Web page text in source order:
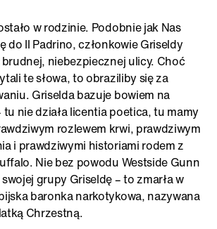
w rodzinie. Podobnie jak Nas
do Il Padrino, członkowie Griseldy
niebezpiecznej ulicy. Choć
te słowa, to obraziliby się za
Griselda bazuje bowiem na
nie działa licentia poetica, tu mamy
rozlewem krwi, prawdziwym
i prawdziwymi historiami rodem z
Nie bez powodu Westside Gunn
grupy Griseldę – to zmarła w
baronka narkotykowa, nazywana
Chrzestną.